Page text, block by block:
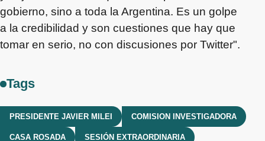
gobierno, sino a toda la Argentina. Es un golpe
a la credibilidad y son cuestiones que hay que
tomar en serio, no con discusiones por Twitter".
Tags
PRESIDENTE JAVIER MILEI COMISION INVESTIGADORA
CASA ROSADA SESIÓN EXTRAORDINARIA